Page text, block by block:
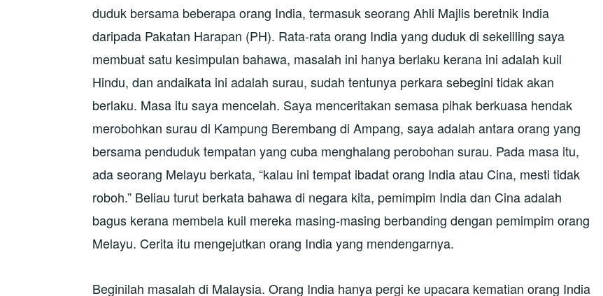
duduk bersama beberapa orang India, termasuk seorang Ahli Majlis beretnik India
daripada Pakatan Harapan (PH). Rata-rata orang India yang duduk di sekeliling saya
membuat satu kesimpulan bahawa, masalah ini hanya berlaku kerana ini adalah kuil
Hindu, dan andaikata ini adalah surau, sudah tentunya perkara sebegini tidak akan
berlaku. Masa itu saya mencelah. Saya menceritakan semasa pihak berkuasa hendak
merobohkan surau di Kampung Berembang di Ampang, saya adalah antara orang yang
bersama penduduk tempatan yang cuba menghalang perobohan surau. Pada masa itu,
ada seorang Melayu berkata, “kalau ini tempat ibadat orang India atau Cina, mesti tidak
roboh.” Beliau turut berkata bahawa di negara kita, pemimpim India dan Cina adalah
bagus kerana membela kuil mereka masing-masing berbanding dengan pemimpim orang
Melayu. Cerita itu mengejutkan orang India yang mendengarnya.
Beginilah masalah di Malaysia. Orang India hanya pergi ke upacara kematian orang India